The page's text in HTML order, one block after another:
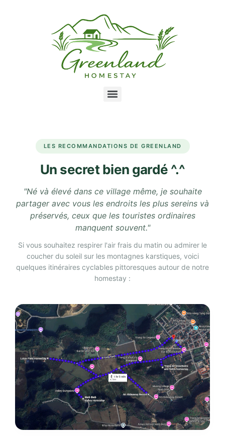
LES RECOMMANDATIONS DE GREENLAND
Un secret bien gardé ^.^
"Né và élevé dans ce village même, je souhaite
partager avec vous les endroits les plus sereins và
préservés, ceux que les touristes ordinaires
manquent souvent."
Si vous souhaitez respirer l'air frais du matin ou admirer le
coucher du soleil sur les montagnes karstiques, voici
quelques itinéraires cyclables pittoresques autour de notre
homestay :